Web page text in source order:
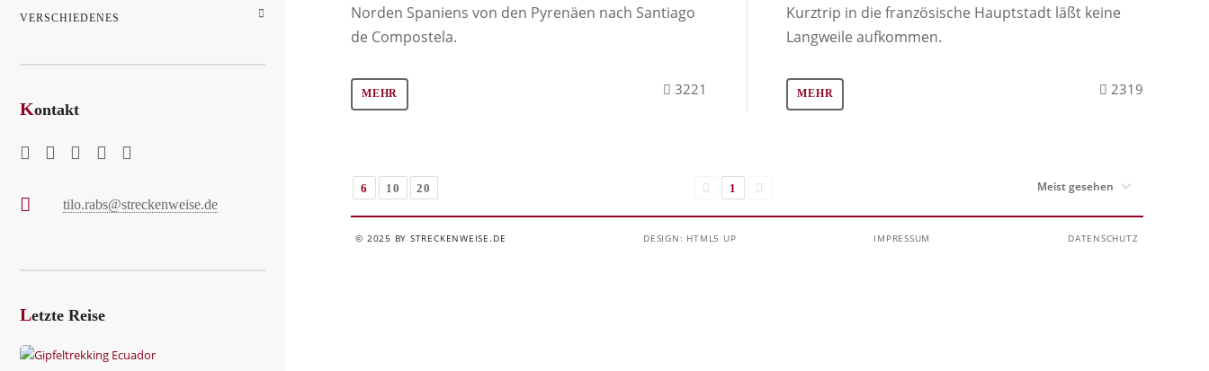
Norden Spaniens von den Pyrenäen nach Santiago
de Compostela.
MEHR 3221
Kurztrip in die französische Hauptstadt läßt keine
Langweile aufkommen.
MEHR 2319
6 10 20 1
© 2025 BY STRECKENWEISE.DE DESIGN: HTML5 UP IMPRESSUM DATENSCHUTZ
VERSCHIEDENES
Kontakt
tilo.rabs@streckenweise.de
Letzte Reise